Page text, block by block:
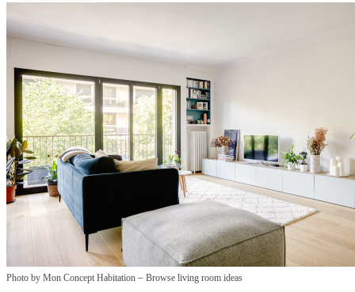
Photo by Mon Concept Habitation – Browse living room ideas